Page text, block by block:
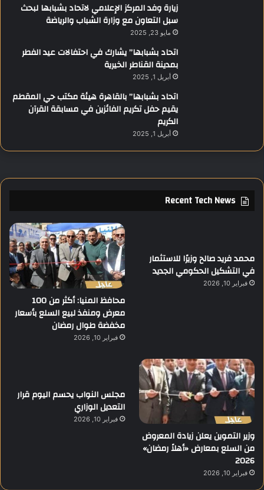
زيارة وفد المركز الإعلامي لاتحاد بشبابها لبحث
سبل التعاون مع وزارة الشباب والرياضة
مايو 23, 2025
اتحاد بشبابها” يشارك في احتفالات عيد الفطر
بمدينة القناطر الخيرية
أبريل 1, 2025
اتحاد بشبابها” بالقاهرة هيئة مكتب حي المقطم
يقيم حفل تكريم الفائزين في مسابقة القرآن
الكريم
أبريل 1, 2025
Recent Tech News
محمد فريد صالح وزيرًا للاستثمار
في التشكيل الحكومي الجديد
فبراير 10, 2026
محافظ المنيا: أكثر من 100
معرض ومنفذ لبيع السلع بأسعار
مخفضة طوال رمضان
فبراير 10, 2026
وزير التموين يعلن زيادة المعروض
من السلع بمعارض «أهلاً رمضان»
2026
فبراير 10, 2026
مجلس النواب يحسم اليوم قرار
التعديل الوزاري
فبراير 10, 2026